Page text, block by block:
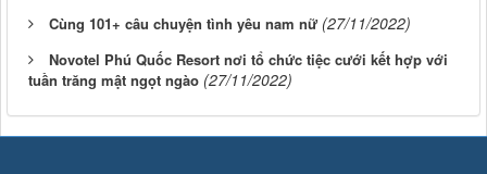
Cùng 101+ câu chuyện tình yêu nam nữ (27/11/2022)
Novotel Phú Quốc Resort nơi tổ chức tiệc cưới kết hợp với
tuần trăng mật ngọt ngào (27/11/2022)